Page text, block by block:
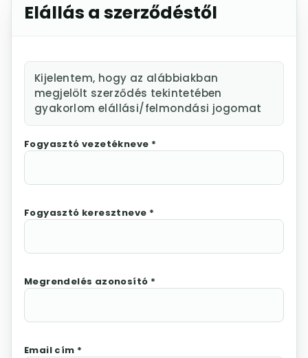
Elállás a szerződéstől
Kijelentem, hogy az alábbiakban
megjelölt szerződés tekintetében
gyakorlom elállási/felmondási jogomat
Fogyasztó vezetékneve *
Fogyasztó keresztneve *
Megrendelés azonosító *
Email cím *